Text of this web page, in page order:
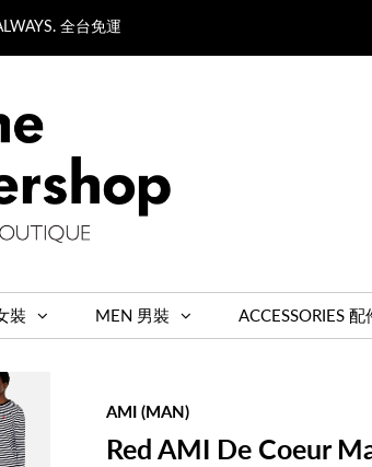
全台免運
裝 MEN 男裝 ACCESSORIES 配
AMI (MAN)
Red AMI De Coeur